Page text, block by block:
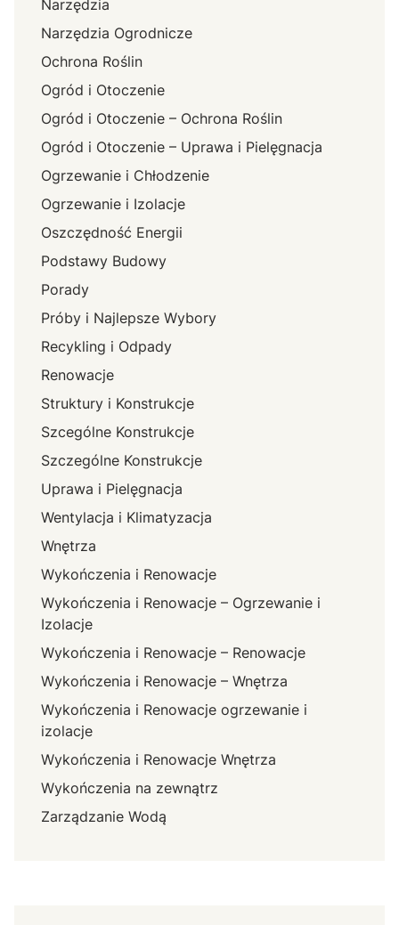
Narzędzia
Narzędzia Ogrodnicze
Ochrona Roślin
Ogród i Otoczenie
Ogród i Otoczenie – Ochrona Roślin
Ogród i Otoczenie – Uprawa i Pielęgnacja
Ogrzewanie i Chłodzenie
Ogrzewanie i Izolacje
Oszczędność Energii
Podstawy Budowy
Porady
Próby i Najlepsze Wybory
Recykling i Odpady
Renowacje
Struktury i Konstrukcje
Szcególne Konstrukcje
Szczególne Konstrukcje
Uprawa i Pielęgnacja
Wentylacja i Klimatyzacja
Wnętrza
Wykończenia i Renowacje
Wykończenia i Renowacje – Ogrzewanie i
Izolacje
Wykończenia i Renowacje – Renowacje
Wykończenia i Renowacje – Wnętrza
Wykończenia i Renowacje ogrzewanie i
izolacje
Wykończenia i Renowacje Wnętrza
Wykończenia na zewnątrz
Zarządzanie Wodą